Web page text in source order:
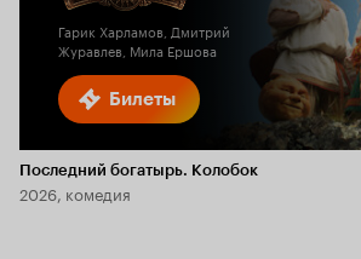
Билеты
Гарик Харламов, Дмитрий
Журавлев, Мила Ершова
Последний богатырь. Колобок
2026, комедия